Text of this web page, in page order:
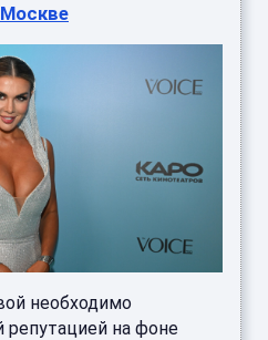
необходимо
репутацией на фоне